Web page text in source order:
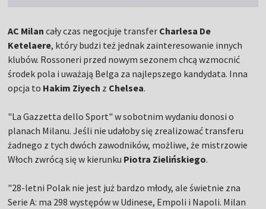
AC Milan cały czas negocjuje transfer Charlesa De
Ketelaere, który budzi też jednak zainteresowanie innych
klubów. Rossoneri przed nowym sezonem chcą wzmocnić
środek pola i uważają Belga za najlepszego kandydata. Inna
opcja to Hakim Ziyech z Chelsea.
"La Gazzetta dello Sport" w sobotnim wydaniu donosi o
planach Milanu. Jeśli nie udałoby się zrealizować transferu
żadnego z tych dwóch zawodników, możliwe, że mistrzowie
Włoch zwrócą się w kierunku Piotra Zielińskiego.
"28-letni Polak nie jest już bardzo młody, ale świetnie zna
Serie A: ma 298 występów w Udinese, Empoli i Napoli. Milan